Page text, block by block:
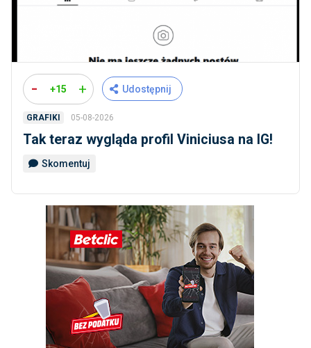
- +15 + Udostępnij
GRAFIKI 05-08-2026
Tak teraz wygląda profil Viniciusa na IG!
Skomentuj